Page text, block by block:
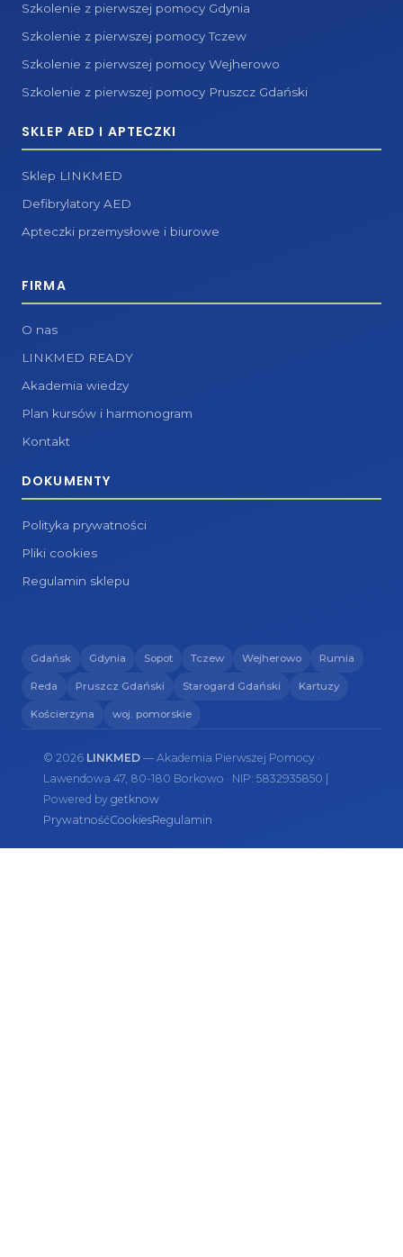
Szkolenie z pierwszej pomocy Gdynia
Szkolenie z pierwszej pomocy Tczew
Szkolenie z pierwszej pomocy Wejherowo
Szkolenie z pierwszej pomocy Pruszcz Gdański
SKLEP AED I APTECZKI
Sklep LINKMED
Defibrylatory AED
Apteczki przemysłowe i biurowe
FIRMA
O nas
LINKMED READY
Akademia wiedzy
Plan kursów i harmonogram
Kontakt
DOKUMENTY
Polityka prywatności
Pliki cookies
Regulamin sklepu
Gdańsk Gdynia Sopot Tczew Wejherowo Rumia
Reda Pruszcz Gdański Starogard Gdański Kartuzy
Kościerzyna woj. pomorskie
© 2026 LINKMED — Akademia Pierwszej Pomocy ·
Lawendowa 47, 80-180 Borkowo · NIP: 5832935850 |
Powered by getknow
PrywatnośćCookiesRegulamin